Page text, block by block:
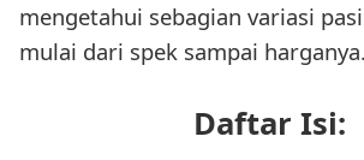
mengetahui sebagian variasi
mulai dari spek sampai harganya.
Daftar Isi: